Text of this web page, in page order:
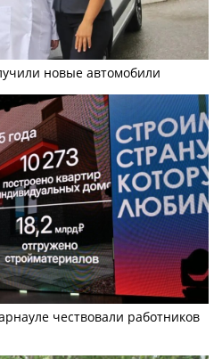
новые автомобили
чествовали работников